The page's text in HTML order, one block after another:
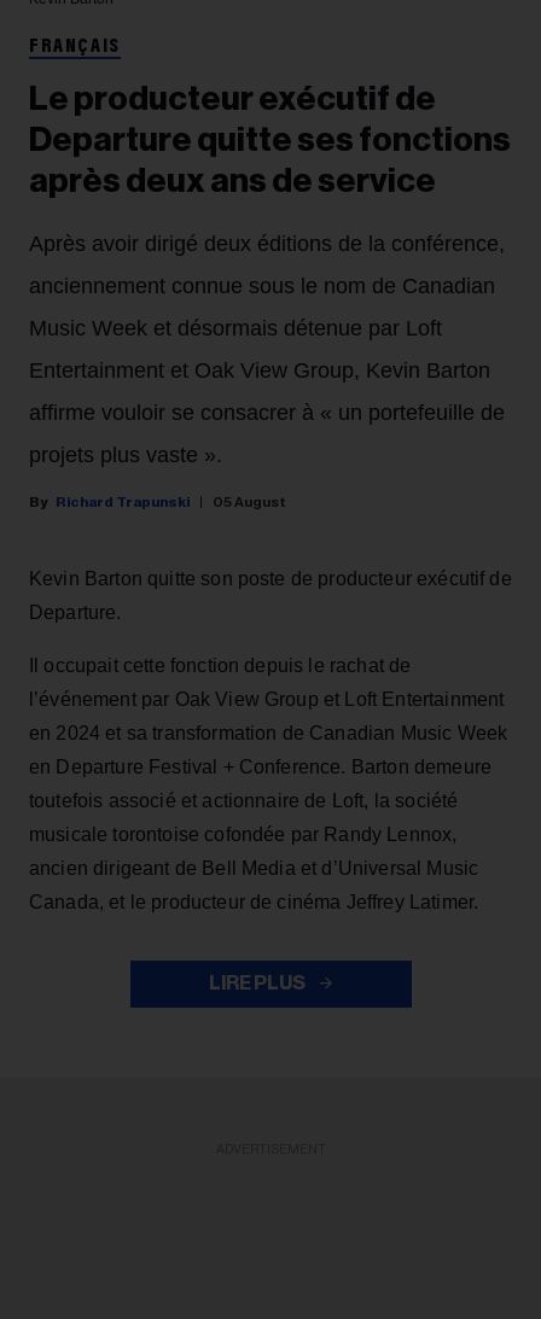
FRANÇAIS
Le producteur exécutif de
Departure quitte ses fonctions
après deux ans de service
Après avoir dirigé deux éditions de la conférence,
anciennement connue sous le nom de Canadian
Music Week et désormais détenue par Loft
Entertainment et Oak View Group, Kevin Barton
affirme vouloir se consacrer à « un portefeuille de
projets plus vaste ».
Richard Trapunski 05 August
Kevin Barton quitte son poste de producteur exécutif de
Departure.
Il occupait cette fonction depuis le rachat de
l’événement par Oak View Group et Loft Entertainment
en 2024 et sa transformation de Canadian Music Week
en Departure Festival + Conference. Barton demeure
toutefois associé et actionnaire de Loft, la société
musicale torontoise cofondée par Randy Lennox,
ancien dirigeant de Bell Media et d’Universal Music
Canada, et le producteur de cinéma Jeffrey Latimer.
LIRE PLUS